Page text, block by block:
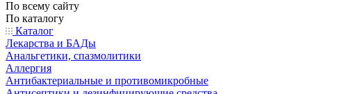
По всему сайту
По каталогу
Каталог
Лекарства и БАДы
Анальгетики, спазмолитики
Аллергия
Антибактериальные и противомикробные